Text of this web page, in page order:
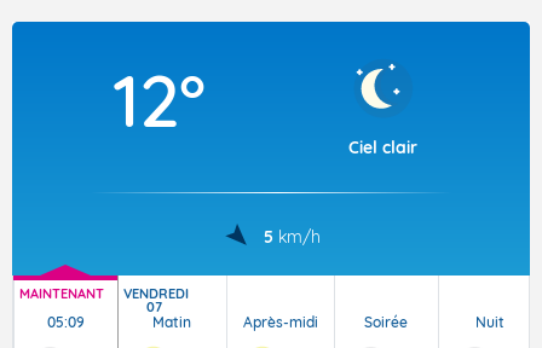
Articles
12°
Ciel clair
5 km/h
MAINTENANT
05:09
VENDREDI
07
Matin Après-midi Soirée Nuit